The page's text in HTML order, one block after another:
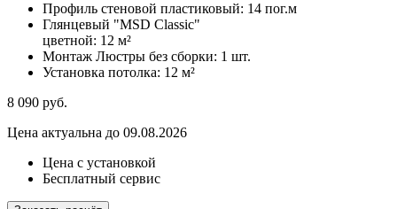
Профиль стеновой пластиковый: 14 пог.м
Глянцевый "MSD Classic"
цветной: 12 м²
Монтаж Люстры без сборки: 1 шт.
Установка потолка: 12 м²
8 090 руб.
Цена актуальна до 09.08.2026
Цена с установкой
Бесплатный сервис